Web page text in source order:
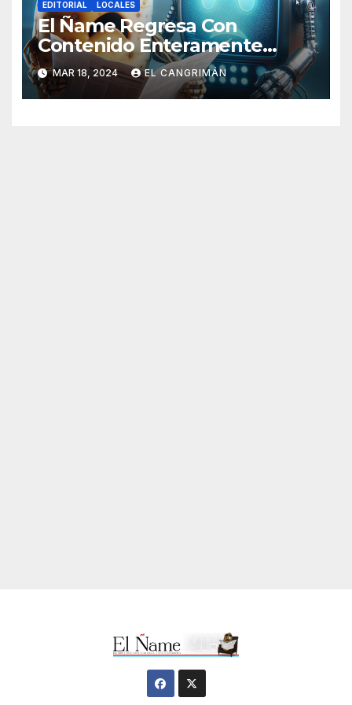
EDITORIAL LOCALES
El Ñame Regresa Con
Contenido Enteramente
Generado Por Inteligencia
Artificial
MAR 18, 2024 EL CANGRIMÁN